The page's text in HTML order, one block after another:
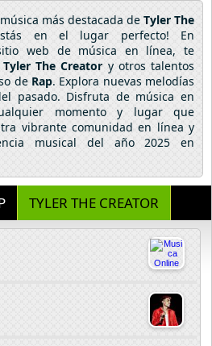
más destacada de Tyler The
en el lugar perfecto! En
web de música en línea, te
Tyler The Creator y otros talentos
de Rap. Explora nuevas melodías
pasado. Disfruta de música en
momento y lugar que
vibrante comunidad en línea y
musical del año 2025 en
TYLER THE CREATOR